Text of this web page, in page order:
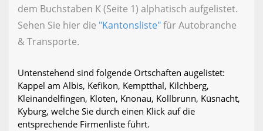
dem Buchstaben K (Seite 1) alphatisch aufgelistet.
Sehen Sie hier die "Kantonsliste"für Autobranche
& Transporte.
Untenstehend sind folgende Ortschaften augelistet:
Kappel am Albis, Kefikon, Kemptthal, Kilchberg,
Kleinandelfingen, Kloten, Knonau, Kollbrunn, Küsnacht,
Kyburg, welche Sie durch einen Klick auf die
entsprechende Firmenliste führt.